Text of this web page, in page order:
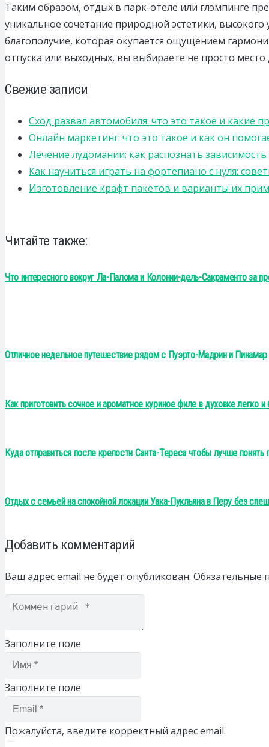
Таким образом, отдых в парк-отеле или глэмпинге
уникальное сочетание природной эстетики,
благополучие, которая окупается ощущением
отпуска или выходных, вы выбираете не просто
Свежие записи
Сход развал автомобиля: что это такое и какие
Онлайн маркетинг: что это такое и как он
Лечение лудомании: как распознать
Как научиться играть на фортепиано с нуля:
Изготовление крафт пакетов и варианты их
Читайте также:
Что интересного вокруг Ла-Палома и Колонии-дель-Сакраменто за
Отличное недельное путешествие рядом с Пуэрто-Мадрин и
Как приготовить сочное и ароматное куриное филе в духовке легко
Куда отправиться после крепости Санта-Тереса чтобы лучше понять
Отдых с семьей на спокойной локации Уака-Пукльяна в Перу без
Добавить комментарий
Ваш адрес email не будет опубликован. Обязательные
Заполните поле
Заполните поле
Пожалуйста, введите корректный адрес email.